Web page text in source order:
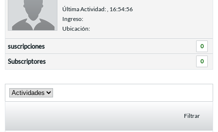
Última Actividad: , 16:54:56
Ingreso:
Ubicación:
suscripciones 0
Subscriptores 0
Filtrar